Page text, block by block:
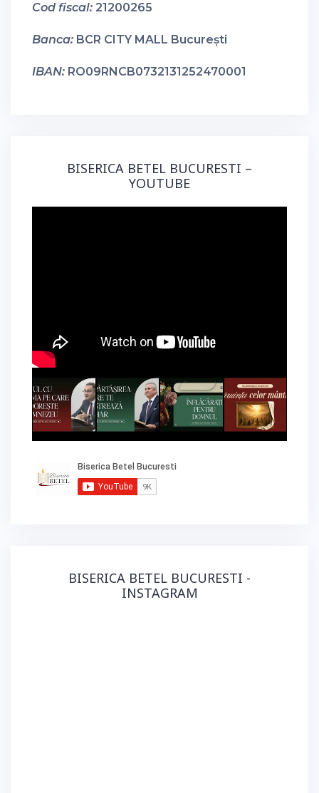
Cod fiscal: 21200265
Banca: BCR CITY MALL București
IBAN: RO09RNCB0732131252470001
BISERICA BETEL BUCURESTI –
YOUTUBE
BISERICA BETEL BUCURESTI -
INSTAGRAM